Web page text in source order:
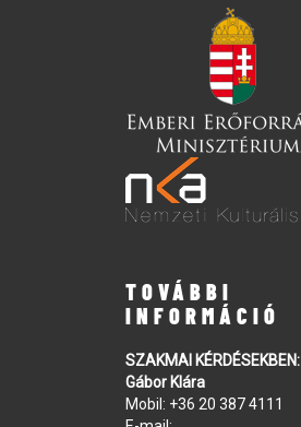
TOVÁBBI
INFORMÁCIÓ
SZAKMAI KÉRDÉSEKBEN:
Gábor Klára
Mobil: +36 20 387 4111